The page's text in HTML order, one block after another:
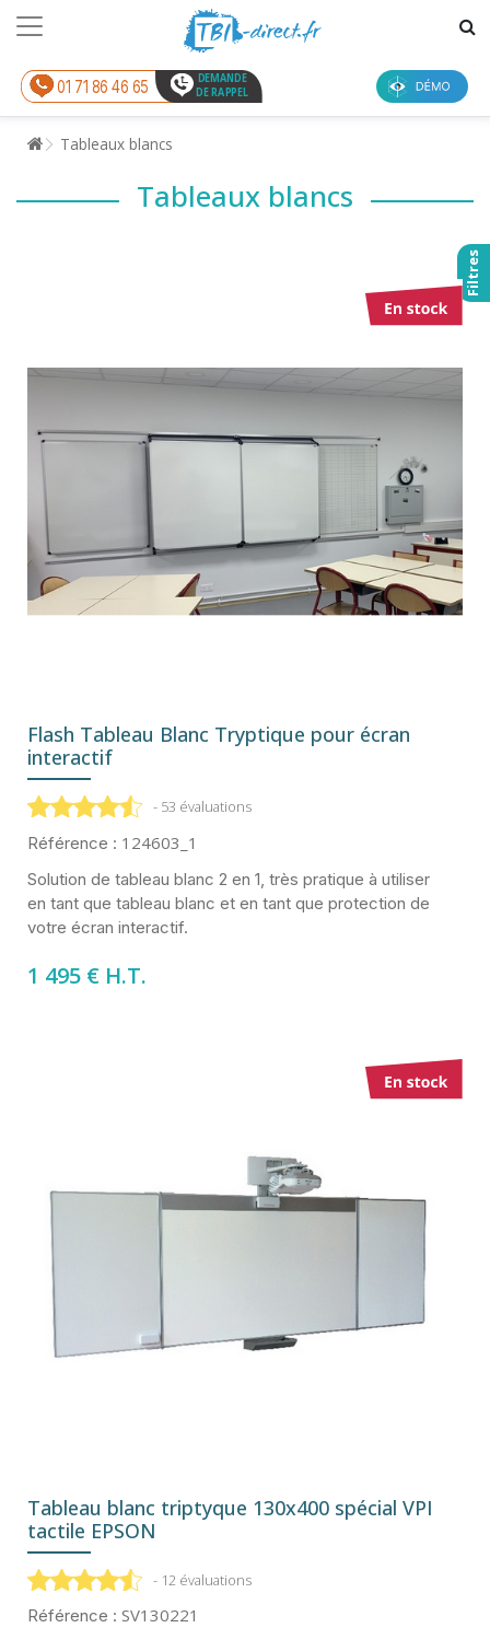
01 71 86 46 65
DEMANDE
DE RAPPEL
Tableaux blancs
Tableaux blancs
Filtres
Flash Tableau Blanc Tryptique pour écran
interactif
- 53 évaluations
Référence : 124603_1
Solution de tableau blanc 2 en 1, très pratique à utiliser
en tant que tableau blanc et en tant que protection de
votre écran interactif.
1 495 € H.T.
Tableau blanc triptyque 130x400 spécial VPI
tactile EPSON
- 12 évaluations
Référence : SV130221